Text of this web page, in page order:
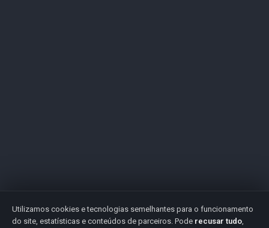
Utilizamos cookies e tecnologias semelhantes para o funcionamento
do site, estatísticas e conteúdos de parceiros. Pode recusar tudo,